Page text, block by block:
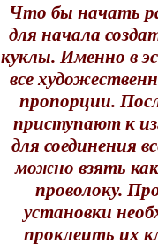
Что бы начать
для начала
куклы. Именно в
все
пропорции.
приступают к
для соединения
можно взять
проволоку.
установки
проклеить их